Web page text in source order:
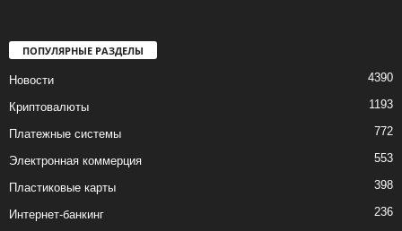
ПОПУЛЯРНЫЕ РАЗДЕЛЫ
Новости 4390
Криптовалюты 1193
Платежные системы 772
Электронная коммерция 553
Пластиковые карты 398
Интернет-банкинг 236